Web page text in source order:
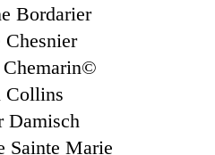
Bordarier
Chesnier
Collins
Damisch
Sainte Marie